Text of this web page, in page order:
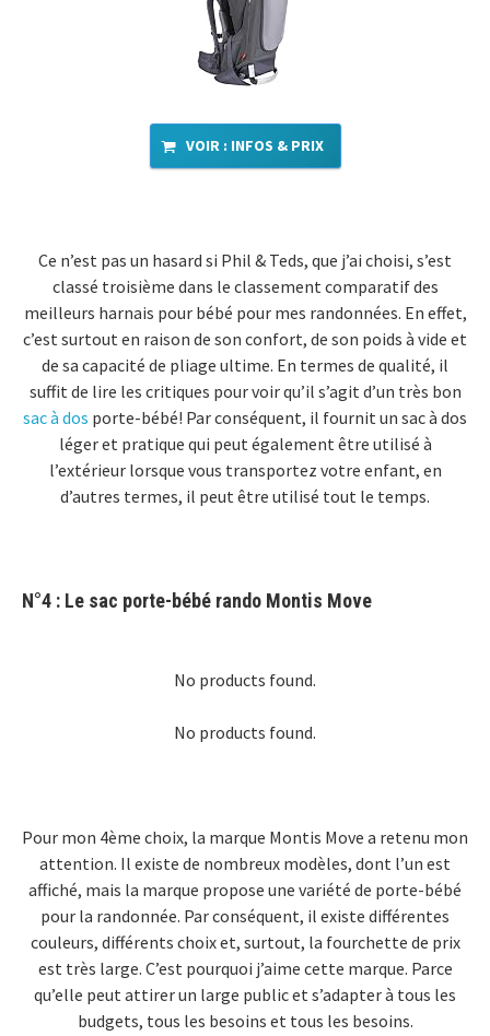
VOIR : INFOS & PRIX
Ce n’est pas un hasard si Phil & Teds, que j’ai choisi, s’est
classé troisième dans le classement comparatif des
meilleurs harnais pour bébé pour mes randonnées. En effet,
c’est surtout en raison de son confort, de son poids à vide et
de sa capacité de pliage ultime. En termes de qualité, il
suffit de lire les critiques pour voir qu’il s’agit d’un très bon
sac à dos porte-bébé! Par conséquent, il fournit un sac à dos
léger et pratique qui peut également être utilisé à
l’extérieur lorsque vous transportez votre enfant, en
d’autres termes, il peut être utilisé tout le temps.
N°4 : Le sac porte-bébé rando Montis Move
No products found.
No products found.
Pour mon 4ème choix, la marque Montis Move a retenu mon
attention. Il existe de nombreux modèles, dont l’un est
affiché, mais la marque propose une variété de porte-bébé
pour la randonnée. Par conséquent, il existe différentes
couleurs, différents choix et, surtout, la fourchette de prix
est très large. C’est pourquoi j’aime cette marque. Parce
qu’elle peut attirer un large public et s’adapter à tous les
budgets, tous les besoins et tous les besoins.